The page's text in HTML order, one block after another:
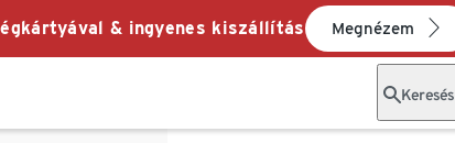
& ingyenes kiszállítás Megnézem
Keresés